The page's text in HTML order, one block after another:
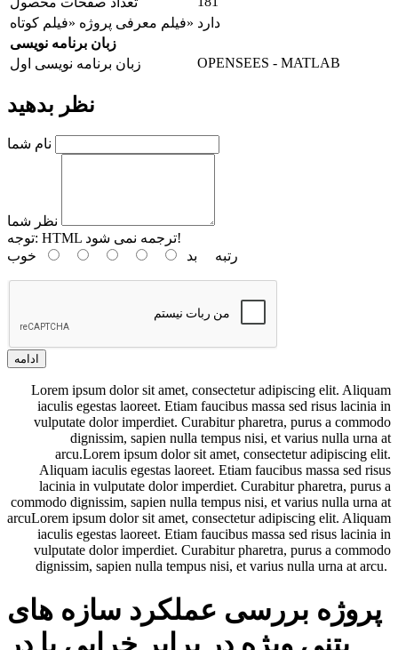
فیلم معرفی پروژه «فیلم کوتاه» دارد
زبان برنامه نویسی
زبان برنامه نویسی اول
OPENSEES - MATLAB
نظر بدهید
نام شما
نظر شما
توجه:
HTML ترجمه نمی شود!
رتبه بد خوب
ادامه
Lorem ipsum dolor sit amet, consectetur adipiscing elit. Aliquam
iaculis egestas laoreet. Etiam faucibus massa sed risus lacinia in
vulputate dolor imperdiet. Curabitur pharetra, purus a commodo
dignissim, sapien nulla tempus nisi, et varius nulla urna at
arcu.Lorem ipsum dolor sit amet, consectetur adipiscing elit.
Aliquam iaculis egestas laoreet. Etiam faucibus massa sed risus
lacinia in vulputate dolor imperdiet. Curabitur pharetra, purus a
commodo dignissim, sapien nulla tempus nisi, et varius nulla urna at
arcuLorem ipsum dolor sit amet, consectetur adipiscing elit. Aliquam
iaculis egestas laoreet. Etiam faucibus massa sed risus lacinia in
vulputate dolor imperdiet. Curabitur pharetra, purus a commodo
dignissim, sapien nulla tempus nisi, et varius nulla urna at arcu.
پروژه بررسی عملکرد سازه های